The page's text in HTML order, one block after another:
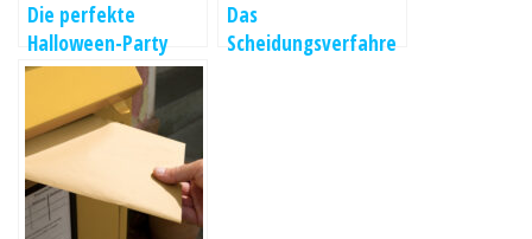
Die perfekte
Halloween-Party
organisieren
Das
Scheidungsverfahre